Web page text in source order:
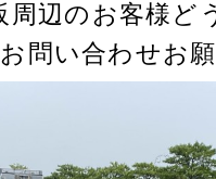
周辺のお客様ど
問い合わせお